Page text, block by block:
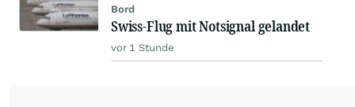
Bord
Swiss-Flug mit Notsignal gelandet
vor 1 Stunde